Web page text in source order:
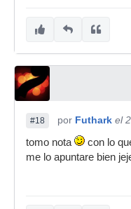
#18 por Futhark el
tomo nota
con lo
me lo apuntare bien